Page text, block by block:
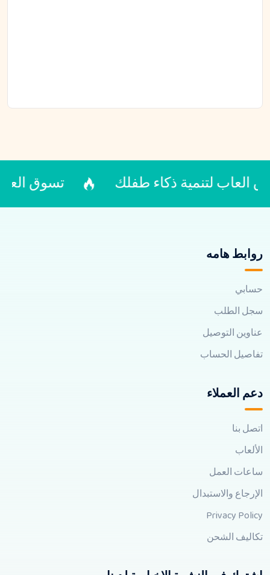
ذكاء طفلك تسوق العاب
روابط هامه
حسابي
سجل الطلب
عناوين التوصيل
تفاصيل الحساب
دعم العملاء
اتصل بنا
الألعاب
ساعات العمل
الإرجاع والاستبدال
Privacy Policy
تكاليف الشحن